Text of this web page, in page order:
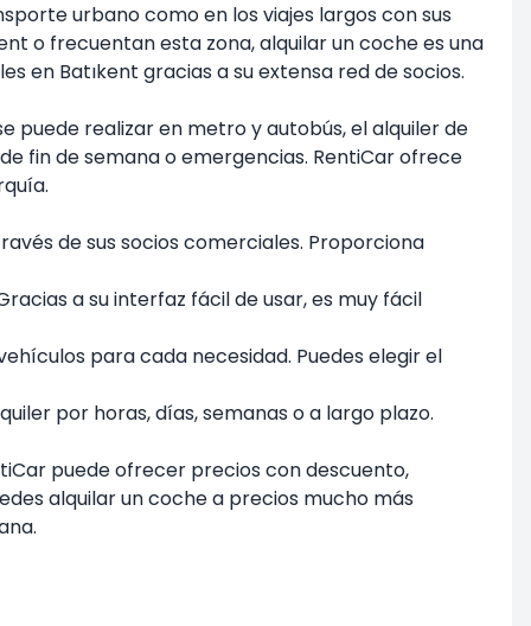
urbano como en los viajes largos con sus
o frecuentan esta zona, alquilar un coche es una
en Batıkent gracias a su extensa red de socios.
puede realizar en metro y autobús, el alquiler de
fin de semana o emergencias. RentiCar ofrece
de sus socios comerciales. Proporciona
a su interfaz fácil de usar, es muy fácil
para cada necesidad. Puedes elegir el
por horas, días, semanas o a largo plazo.
puede ofrecer precios con descuento,
alquilar un coche a precios mucho más